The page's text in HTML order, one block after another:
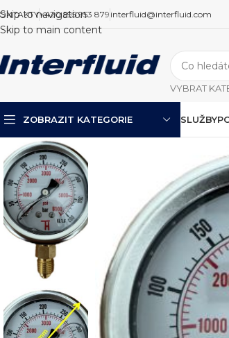
Skip to navigation
Skip to main content
+420 595 953 879 interfluid@interfluid.com
VYBRAT
ZOBRAZIT KATEGORIE SLUŽBY